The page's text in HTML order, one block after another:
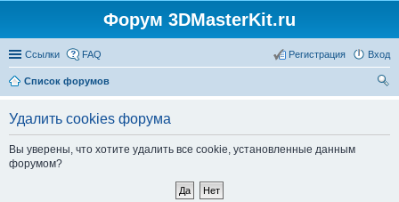
Форум 3DMasterKit.ru
Ссылки FAQ Вход
Регистрация
Список форумов
Удалить cookies форума
Вы уверены, что хотите удалить все cookie, установленные данным
форумом?